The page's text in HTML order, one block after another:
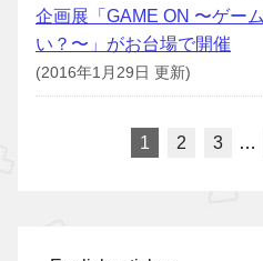
企画展「GAME ON 〜ゲー
い？〜」がお台場で開催
(2016年1月29日 更新)
1 2 3 …